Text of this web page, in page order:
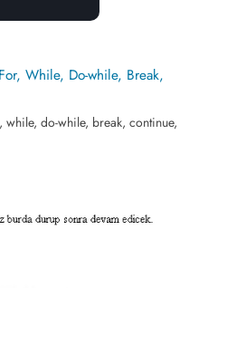
While, Do-while, Break,
while, do-while, break, continue,